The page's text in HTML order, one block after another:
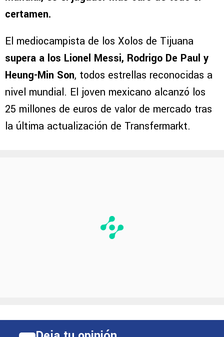
más destacados del equipo de Javier Aguirre.
mundial, es el jugador más caro de todo el
certamen.
El mediocampista de los Xolos de Tijuana
supera a los Lionel Messi, Rodrigo De Paul y
Heung-Min Son, todos estrellas reconocidas a